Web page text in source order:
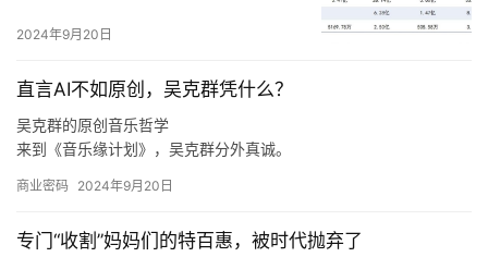
进去应该怎么做才可以让更多的店做得更好，古茗能够给上海的消
费者带来什么样的不同呢，这些是我们要去思考的。
2024年9月20日
直言AI不如原创，吴克群凭什么？
吴克群的原创音乐哲学
来到《音乐缘计划》，吴克群分外真诚。
是源自于他与原创音乐人之间的惺惺相惜。
目的嘉宾，他也是作为一名原创音乐人出现在舞台上，让一切热爱
商业密码 2024年9月20日
专门“收割”妈妈们的特百惠，被时代抛弃了